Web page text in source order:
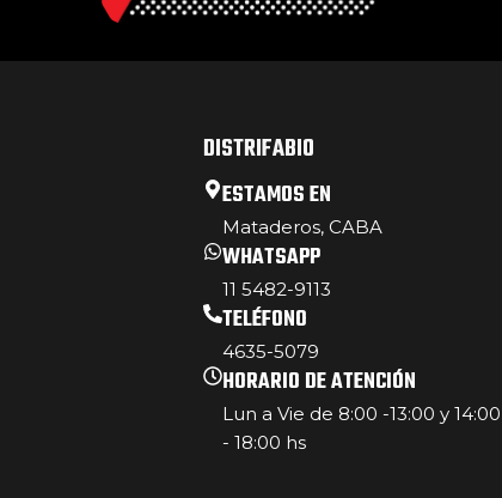
DISTRIFABIO
ESTAMOS EN
Mataderos, CABA
WHATSAPP
11 5482-9113
TELÉFONO
4635-5079
HORARIO DE ATENCIÓN
Lun a Vie de 8:00 -13:00 y 14:00
- 18:00 hs